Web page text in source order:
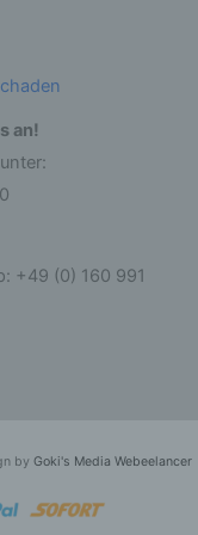
an!
+49 (0) 160 991
by Goki's Media Webeelancer
das
ist die
Verarbeitung
persönlicher
dieser
oder